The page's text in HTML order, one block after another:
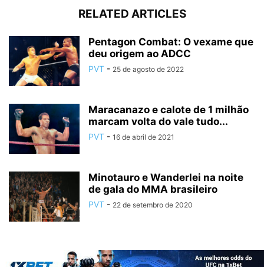
RELATED ARTICLES
Pentagon Combat: O vexame que
deu origem ao ADCC
PVT - 25 de agosto de 2022
Maracanazo e calote de 1 milhão
marcam volta do vale tudo...
PVT - 16 de abril de 2021
Minotauro e Wanderlei na noite
de gala do MMA brasileiro
PVT - 22 de setembro de 2020